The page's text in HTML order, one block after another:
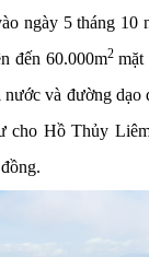
ngày 5 tháng 10
đến 60.000m2mặt
và đường dạo
cho Hồ Thủy